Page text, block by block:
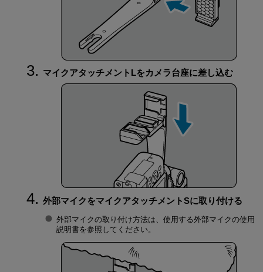
マイクアタッチメントLをカメラ台座に差し込む
外部マイクをマイクアタッチメントSに取り付ける
外部マイクの取り付け方法は、使用する外部マイクの使用
説明書を参照してください。